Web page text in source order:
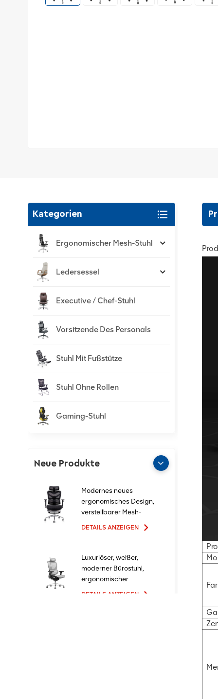
Kategorien
Ergonomischer Mesh-Stuhl
Ledersessel
Executive / Chef-Stuhl
Vorsitzende Des Personals
Stuhl Mit Fußstütze
Stuhl Ohne Rollen
Gaming-Stuhl
Neue Produkte
Modernes neues
ergonomisches Design,
verstellbarer Mesh-
DETAILS ANZEIGEN
Luxuriöser, weißer,
moderner Bürostuhl,
ergonomischer
Chefsessel mit Mesh-
DETAILS ANZEIGEN